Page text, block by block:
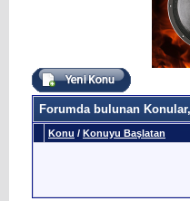
Forumda bulunan
Konu / Konuyu Başlatan